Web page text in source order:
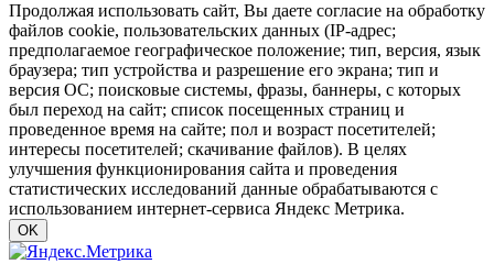
Продолжая использовать сайт, Вы даете согласие на обработку
файлов cookie, пользовательских данных (IP-адрес;
предполагаемое географическое положение; тип, версия, язык
браузера; тип устройства и разрешение его экрана; тип и
версия ОС; поисковые системы, фразы, баннеры, с которых
был переход на сайт; список посещенных страниц и
проведенное время на сайте; пол и возраст посетителей;
интересы посетителей; скачивание файлов). В целях
улучшения функционирования сайта и проведения
статистических исследований данные обрабатываются с
использованием интернет-сервиса Яндекс Метрика.
OK